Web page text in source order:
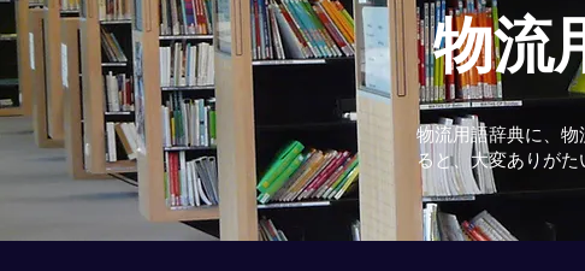
物流
物流用語辞典に、物
ると、大変ありがた